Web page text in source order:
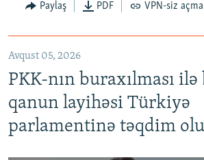
Paylaş PDF VPN-siz
Avqust 05, 2026
PKK-nın buraxılması ilə
qanun layihəsi Türkiyə
parlamentinə təqdim